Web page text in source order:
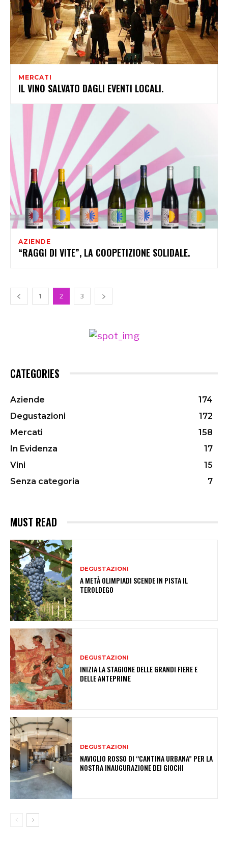
MERCATI
IL VINO SALVATO DAGLI EVENTI LOCALI.
AZIENDE
“RAGGI DI VITE”, LA COOPETIZIONE SOLIDALE.
1 2 3
CATEGORIES
Aziende
174
Degustazioni
172
Mercati
158
In Evidenza
17
Vini
15
Senza categoria
7
MUST READ
DEGUSTAZIONI
A METÀ OLIMPIADI SCENDE IN PISTA IL
TEROLDEGO
DEGUSTAZIONI
INIZIA LA STAGIONE DELLE GRANDI FIERE E
DELLE ANTEPRIME
DEGUSTAZIONI
NAVIGLIO ROSSO DI “CANTINA URBANA” PER LA
NOSTRA INAUGURAZIONE DEI GIOCHI